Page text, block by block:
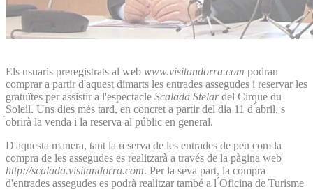
Els usuaris preregistrats al web www.visitandorra.com podran
comprar a partir d'aquest dimarts les entrades assegudes i reservar les
gratuïtes per assistir a l'espectacle Scalada Stelardel Cirque du
Soleil. Uns dies més tard, en concret a partir del dia 11 d ́abril, s
́obrirà la venda i la reserva al públic en general.
D'aquesta manera, tant la reserva de les entrades de peu com la
compra de les assegudes es realitzarà a través de la pàgina web
http://scalada.visitandorra.com. Per la seva part, la compra
d'entrades assegudes es podrà realitzar també a l ́Oficina de Turisme